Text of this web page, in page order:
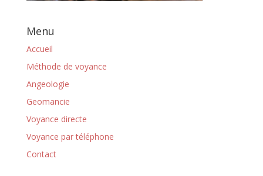
Menu
Accueil
Méthode de voyance
Angeologie
Geomancie
Voyance directe
Voyance par téléphone
Contact